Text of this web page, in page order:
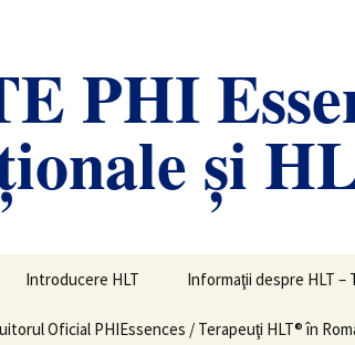
PHI
și
Introducere HLT Informaţii despre HLT –
Oficial PHIEssences / Terapeuţi HLT® în